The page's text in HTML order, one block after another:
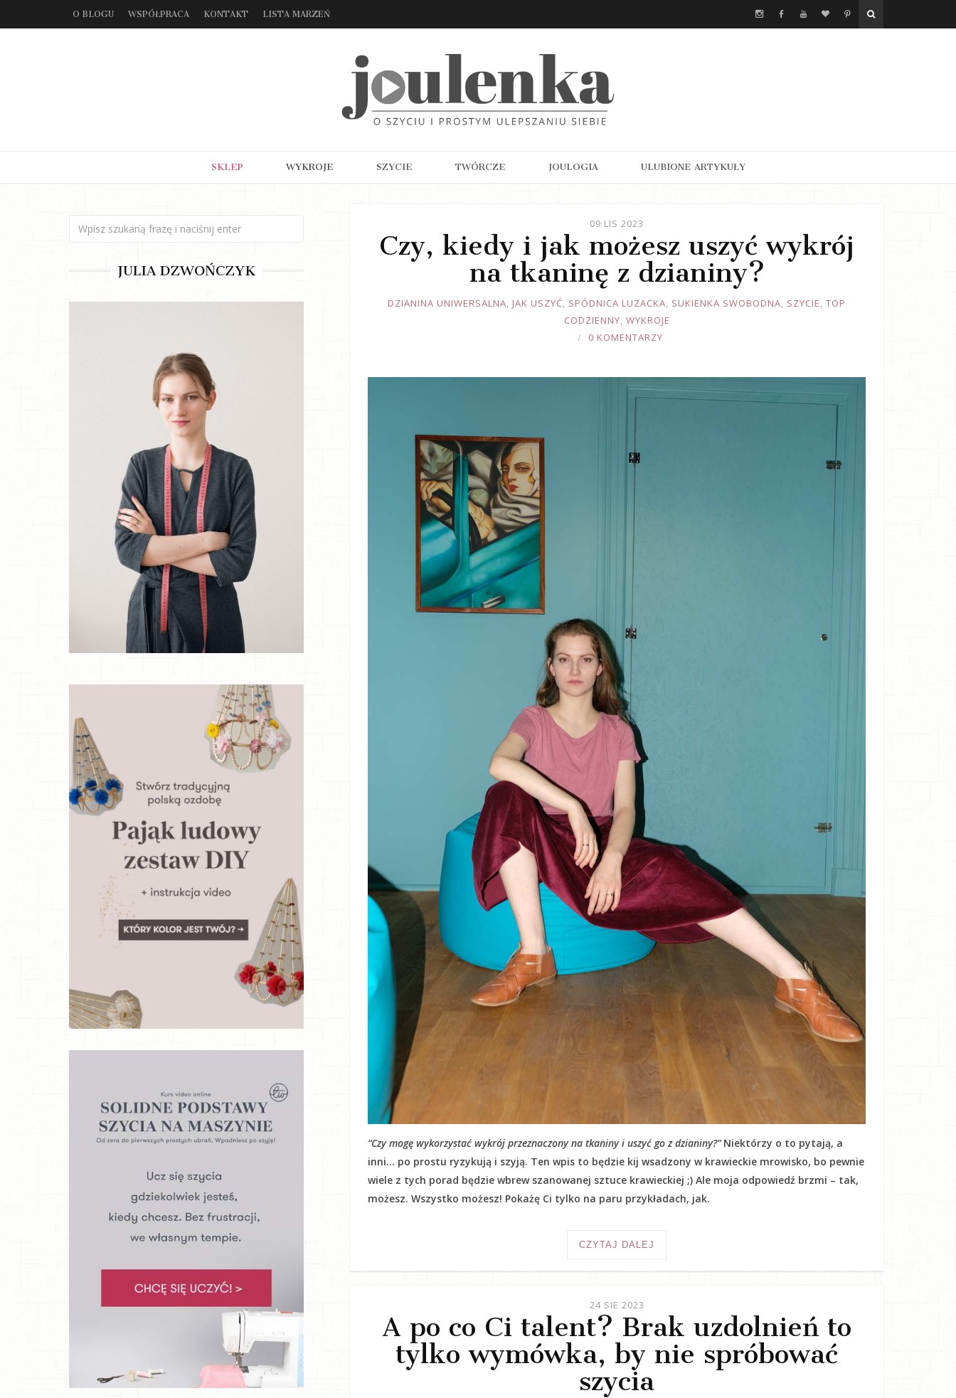
O BLOGU WSPÓŁPRACA KONTAKT LISTA MARZEŃ
SKLEP WYKROJE SZYCIE TWÓRCZE JOULOGIA ULUBIONE ARTYKUŁY
09 LIS 2023
Czy, kiedy i jak możesz uszyć wykrój
na tkaninę z dzianiny?
JOULEDZIANINA UNIWERSALNA, JAK USZYĆ, SPÓDNICA LUZACKA, SUKIENKA SWOBODNA, SZYCIE, TOP
CODZIENNY, WYKROJE
0 KOMENTARZY
“Czy mogę wykorzystać wykrój przeznaczony na tkaniny i uszyć go z dzianiny?”Niektórzy o to pytają, a
inni… po prostu ryzykują i szyją. Ten wpis to będzie kij wsadzony w krawieckie mrowisko, bo pewnie
wiele z tych porad będzie wbrew szanowanej sztuce krawieckiej ;) Ale moja odpowiedź brzmi – tak,
możesz. Wszystko możesz! Pokażę Ci tylko na paru przykładach, jak.
CZYTAJ DALEJ
24 SIE 2023
A po co Ci talent? Brak uzdolnień to
tylko wymówka, by nie spróbować
szycia
JULIA DZWOŃCZYK